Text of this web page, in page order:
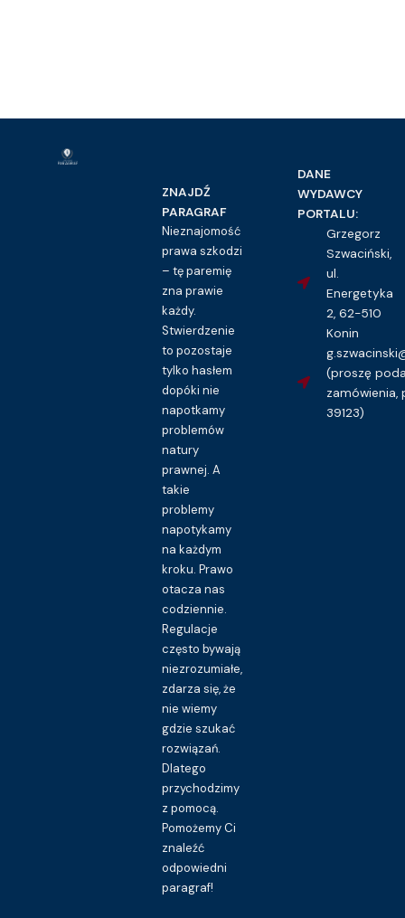
ZNAJDŹ
PARAGRAF
Nieznajomość
prawa szkodzi
– tę paremię
zna prawie
każdy.
Stwierdzenie
to pozostaje
tylko hasłem
dopóki nie
napotkamy
problemów
natury
prawnej. A
takie
problemy
napotykamy
na każdym
kroku. Prawo
otacza nas
codziennie.
Regulacje
często bywają
niezrozumiałe,
zdarza się, że
nie wiemy
gdzie szukać
rozwiązań.
Dlatego
przychodzimy
z pomocą.
Pomożemy Ci
znaleźć
odpowiedni
paragraf!
DANE
WYDAWCY
PORTALU:
Grzegorz
Szwaciński,
ul.
Energetyka
2, 62-510
Konin
(proszę
zamówienia,
39123)